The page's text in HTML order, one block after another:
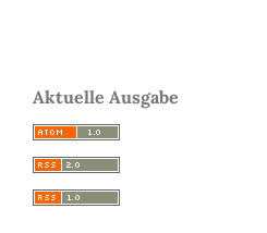
Aktuelle Ausgabe